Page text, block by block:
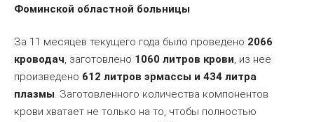
Фоминской областной больницы
За 11 месяцев текущего года было проведено 2066
кроводач, заготовлено 1060 литров крови, из нее
произведено 612 литров эрмассы и 434 литра
плазмы. Заготовленного количества компонентов
крови хватает не только на то, чтобы полностью